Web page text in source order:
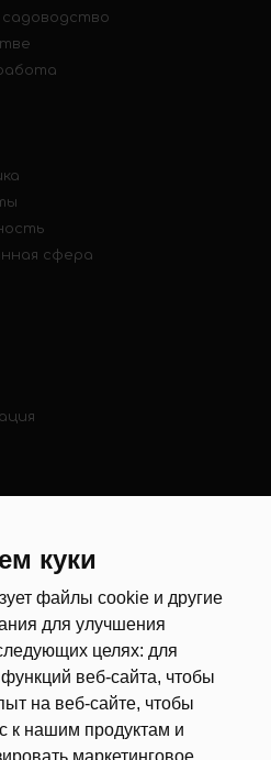
куки
файлы cookie и другие
для улучшения
целях: для
веб-сайта, чтобы
на веб-сайте, чтобы
к нашим продуктам и
маркетинговое
садоводство
сфера